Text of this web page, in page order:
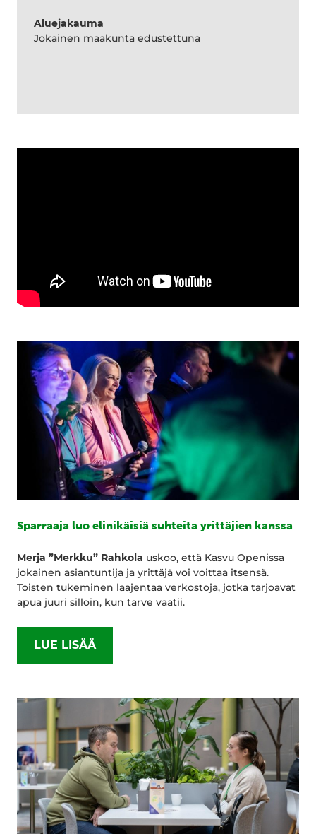
Aluejakauma
Jokainen maakunta edustettuna
Sparraaja luo elinikäisiä suhteita yrittäjien kanssa
Merja ”Merkku” Rahkola uskoo, että Kasvu Openissa
jokainen asiantuntija ja yrittäjä voi voittaa itsensä.
Toisten tukeminen laajentaa verkostoja, jotka tarjoavat
apua juuri silloin, kun tarve vaatii.
LUE LISÄÄ